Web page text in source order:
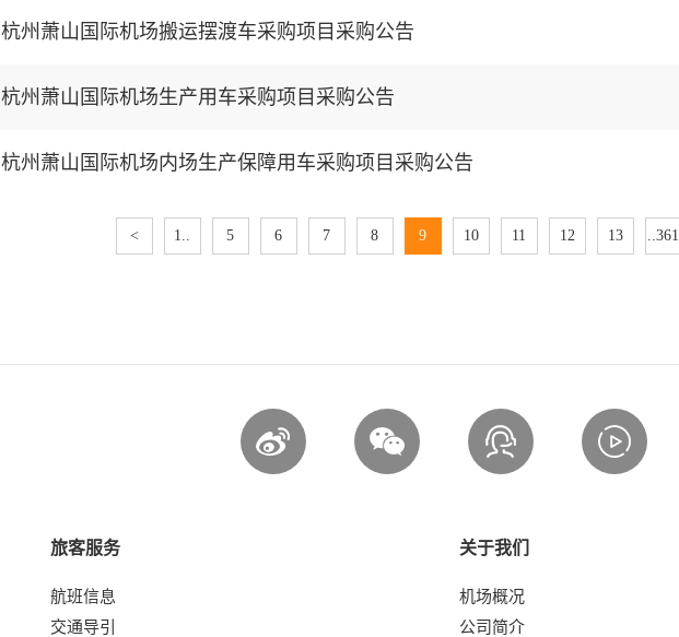
杭州萧山国际机场搬运摆渡车采购项目采购公告
杭州萧山国际机场生产用车采购项目采购公告
杭州萧山国际机场内场生产保障用车采购项目采购公告
< 1.. 5 6 7 8 9 10 11 12 13 ..361
旅客服务
航班信息
交通导引
关于我们
机场概况
公司简介